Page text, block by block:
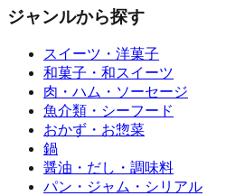
ジャンルから探す
スイーツ・洋菓子
和菓子・和スイーツ
肉・ハム・ソーセージ
魚介類・シーフード
おかず・お惣菜
鍋
醤油・だし・調味料
パン・ジャム・シリアル